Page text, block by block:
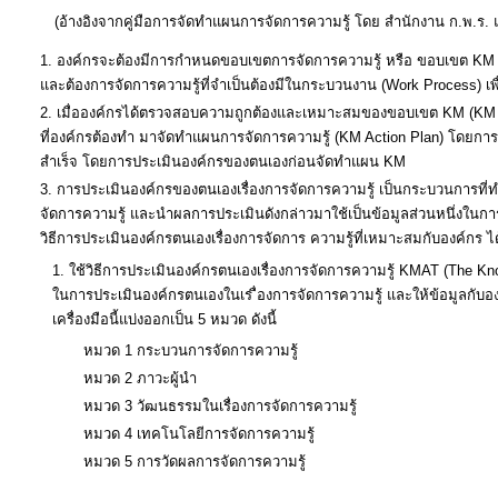
(อ้างอิงจากคู่มือการจัดทำแผนการจัดการความรู้ โดย สำนักงาน ก.พ.ร.
องค์กรจะต้องมีการกำหนดขอบเขตการจัดการความรู้ หรือ ขอบเขต
และต้องการจัดการความรู้ที่จำเป็นต้องมีในกระบวนงาน (Work Process)
เมื่อองค์กรได้ตรวจสอบความถูกต้องและเหมาะสมของขอบเขต KM
ที่องค์กรต้องทำ มาจัดทำแผนการจัดการความรู้ (KM Action Plan) โดย
สำเร็จ โดยการประเมินองค์กรของตนเองก่อนจัดทำแผน KM
การประเมินองค์กรของตนเองเรื่องการจัดการความรู้ เป็นกระบวนกา
จัดการความรู้ และนำผลการประเมินดังกล่าวมาใช้เป็นข้อมูลส่วนหนึ่งใน
วิธีการประเมินองค์กรตนเองเรื่องการจัดการ ความรู้ที่เหมาะสมกับองค์กร
ใช้วิธีการประเมินองค์กรตนเองเรื่องการจัดการความรู้ KMAT (The
ในการประเมินองค์กรตนเองในเร ื่องการจัดการความรู้ และให้ข้อมูลกั
เครื่องมือนี้แบ่งออกเป็น 5 หมวด ดังนี้
หมวด 1 กระบวนการจัดการความรู้
หมวด 2 ภาวะผู้นำ
หมวด 3 วัฒนธรรมในเรื่องการจัดการความรู้
หมวด 4 เทคโนโลยีการจัดการความรู้
หมวด 5 การวัดผลการจัดการความรู้